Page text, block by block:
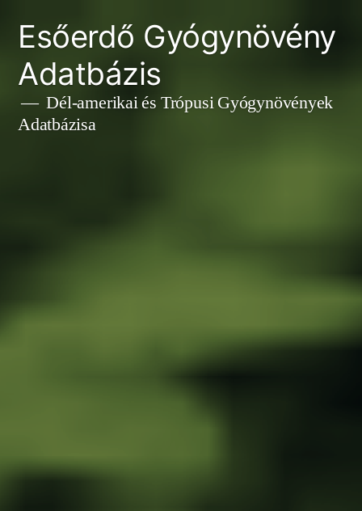
Esőerdő Gyógynövény
Adatbázis
Dél-amerikai és Trópusi Gyógynövények
Adatbázisa